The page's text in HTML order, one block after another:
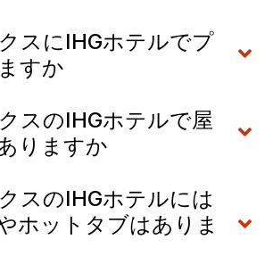
スにIHGホテルでプ
すか
スのIHGホテルで屋
りますか
スのIHGホテルには
ホットタブはありま